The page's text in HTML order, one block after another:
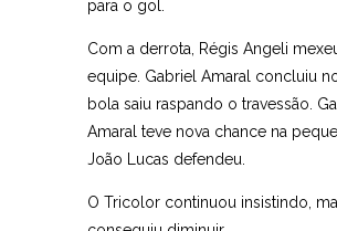
para o gol.
Com a derrota, Régis Angeli
equipe. Gabriel Amaral concluiu
bola saiu raspando o travessão.
Amaral teve nova chance na
João Lucas defendeu.
O Tricolor continuou insistindo,